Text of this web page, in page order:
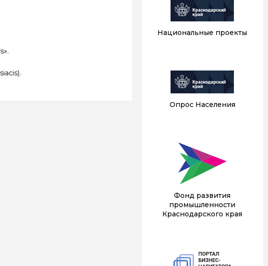
Национальные проекты
Опрос Населения
Фонд развития
промышленности
Краснодарского края